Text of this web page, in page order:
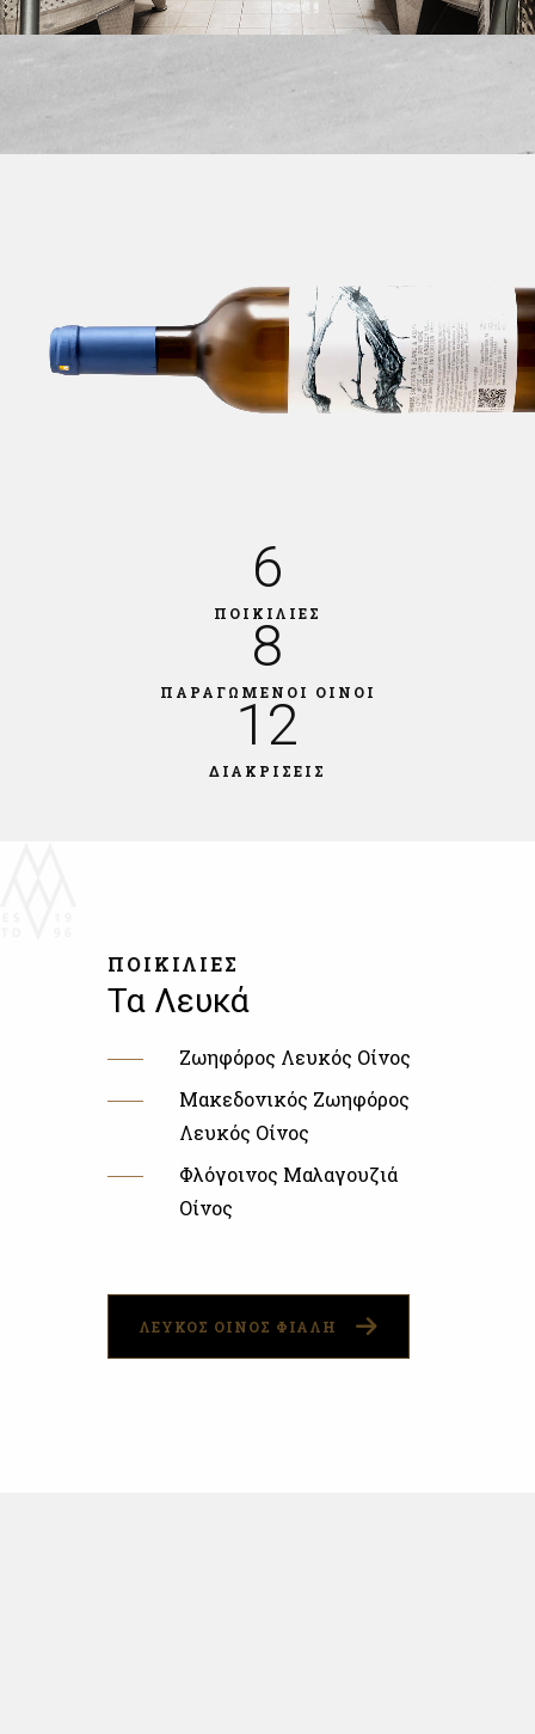
ΠΟΙΚΙΛΙΕΣ
Τα Λευκά
Ζωηφόρος Λευκός Οίνος
Μακεδονικός Ζωηφόρος
Λευκός Οίνος
Φλόγοινος Μαλαγουζιά
Οίνος
ΛΕΥΚΟΣ ΟΙΝΟΣ ΦΙΑΛΗ
6
ΠΟΙΚΙΛΙΕΣ
8
ΠΑΡΑΓΩΜΕΝΟΙ ΟΙΝΟΙ
12
ΔΙΑΚΡΙΣΕΙΣ